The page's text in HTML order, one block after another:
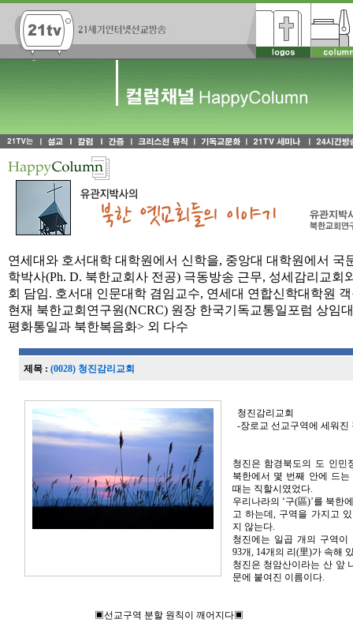
연세대와 호서대학 대학원에서 신학을, 중앙대 대학원에서 국
학박사(Ph. D. 북한교회사 전공) 극동방송 근무, 성세감리교회
회 담임. 호서대 인문대학 겸임교수, 연세대 연합신학대학원
현재 북한교회연구원(NCRC) 원장 한국기독교통일포럼 상임
평화통일과 북한복음화> 외 다수
제목 : (0028) 청진감리교회
청진감리교회
-장로교 선교구역에 세워진
청진은 함경북도의 도 인민
북한에서 몇 번째 안에 드
때는 직할시였었다.
우리나라의 ‘구(區)’를 북한
고 하는데, 구역을 가지고
지 않는다.
청진에는 일곱 개의 구역이
93개, 14개의 리(里)가 속해
청진은 청암산이라는 산 앞
문에 붙여진 이름이다.
▣선교구역 분할 원칙이 깨어지다▣